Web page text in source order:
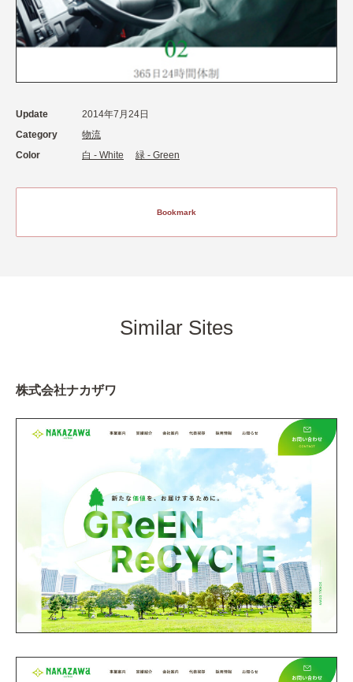
Update
2014年7月24日
Category
物流
Color
白 - White 緑 - Green
Bookmark
Similar Sites
株式会社ナカザワ